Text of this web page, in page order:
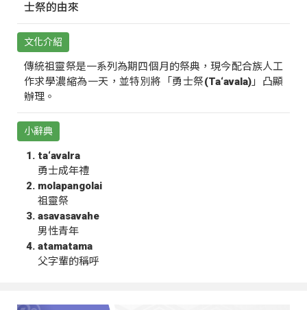
士祭的由來
文化介紹
傳統祖靈祭是一系列為期四個月的祭典，現今配合族人工
作求學濃縮為一天，並特別將「勇士祭(Ta‘avala)」凸顯
辦理。
小辭典
ta‘avalra
勇士成年禮
molapangolai
祖靈祭
asavasavahe
男性青年
atamatama
父字輩的稱呼